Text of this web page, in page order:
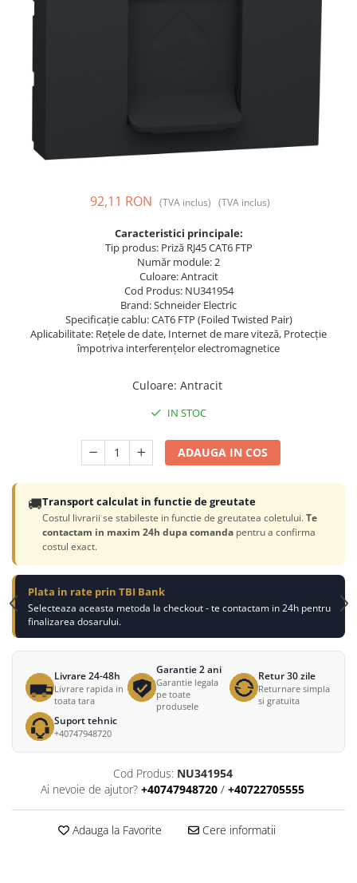
Prize și fișe industriale
Suporturi de fixare
Variator de tensiune
Întrerupătoare
92,11 RON (TVA inclus) (TVA inclus)
Caracteristici principale:
Tip produs: Priză RJ45 CAT6 FTP
Număr module: 2
Culoare: Antracit
Cod Produs: NU341954
Brand: Schneider Electric
Specificație cablu: CAT6 FTP (Foiled Twisted Pair)
Aplicabilitate: Rețele de date, Internet de mare viteză, Protecție
împotriva interferențelor electromagnetice
Culoare: Antracit
IN STOC
ADAUGA IN COS
🚚Transport calculat in functie de greutate
Costul livrarii se stabileste in functie de greutatea coletului.Te
contactam in maxim 24h dupa comanda pentru a confirma
costul exact.
Plata in rate prin TBI Bank
Selecteaza aceasta metoda la checkout - te contactam in 24h pentru
finalizarea dosarului.
Livrare 24-48h
Livrare rapida in
toata tara
Garantie 2 ani
Garantie legala
pe toate
produsele
Retur 30 zile
Returnare simpla
si gratuita
Suport tehnic
+40747948720
Cod Produs: NU341954
Ai nevoie de ajutor? +40747948720 / +40722705555
Adauga la Favorite Cere informatii